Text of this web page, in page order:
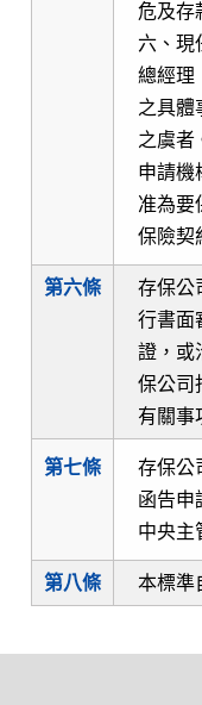
危及存
六、現
總經理
之具體
之虞者
申請機
准為要
保險契
第六條
存保公
行書面
證，或
保公司
有關事
第七條
存保公
函告申
中央主
第八條 本標準